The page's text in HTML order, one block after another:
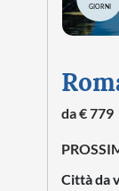
GIORNI
da € 779
Città da